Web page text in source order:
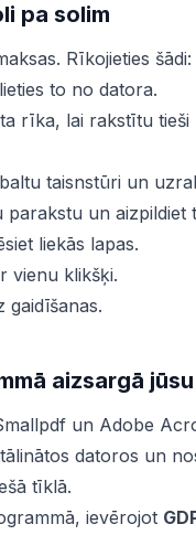
pa solim
Rīkojieties šādi:
to no datora.
rīka, lai rakstītu tieši
taisnstūri un
parakstu un aizpildiet
liekās lapas.
vienu klikšķi.
aizsargā
un Adobe
datoros un
tīklā.
ievērojot